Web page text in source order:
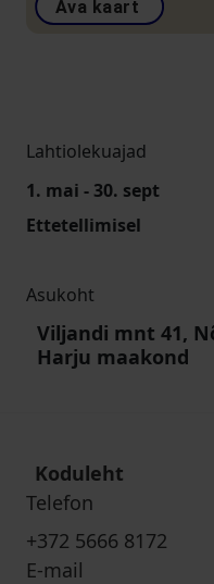
Ava kaart
Lahtiolekuajad
1. mai - 30. sept
Ettetellimisel
Asukoht
Viljandi mnt 41,
Harju maakond
Koduleht
Telefon
+372 5666 8172
E-mail